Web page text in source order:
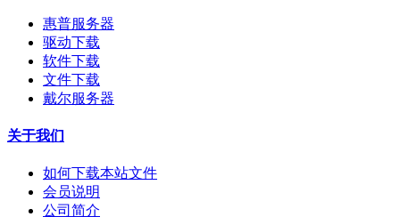
惠普服务器
驱动下载
软件下载
文件下载
戴尔服务器
关于我们
如何下载本站文件
会员说明
公司简介